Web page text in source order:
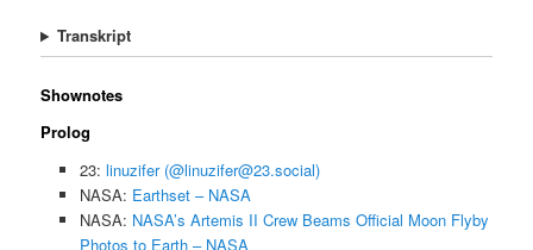
Transkript
Shownotes
Prolog
23: linuzifer (@linuzifer@23.social)
NASA: Earthset – NASA
NASA: NASA’s Artemis II Crew Beams Official Moon Flyby
Photos to Earth – NASA